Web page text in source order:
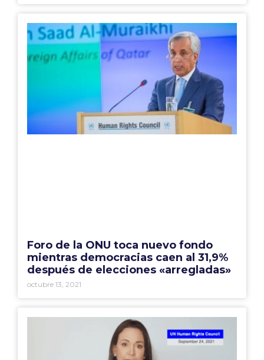
Foro de la ONU toca nuevo fondo
mientras democracias caen al 31,9%
después de elecciones «arregladas»
octubre 13, 2021